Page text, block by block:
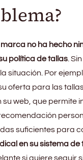
marca no ha hecho
política de tallas.
situación. Por
oferta para las
su web, que permite
suficientes para
en su sistema de
si quiere seguir